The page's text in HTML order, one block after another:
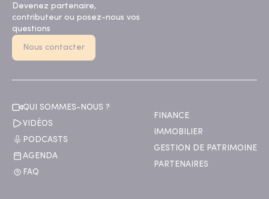
Devenez partenaire,
contributeur ou posez-nous vos
questions
Nous contacter
QUI SOMMES-NOUS ?
VIDÉOS
PODCASTS
AGENDA
FAQ
FINANCE
IMMOBILIER
GESTION DE PATRIMOINE
PARTENAIRES